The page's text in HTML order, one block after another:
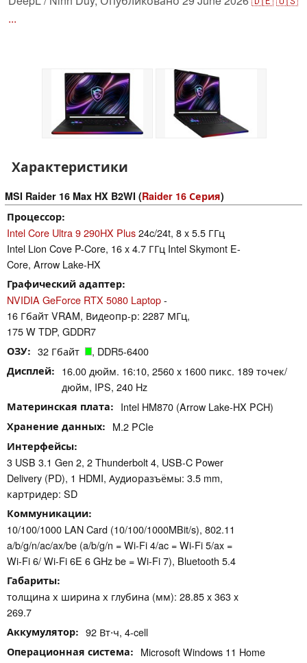
...
Характеристики
MSI Raider 16 Max HX B2WI (Raider 16 Серия)
Процессор
Intel Core Ultra 9 290HX Plus24c/24t, 8 x 5.5 ГГц
Intel Lion Cove P-Core, 16 x 4.7 ГГц Intel Skymont E-
Core, Arrow Lake-HX
Графический адаптер
NVIDIA GeForce RTX 5080 Laptop-
16 Гбайт VRAM, Видеопр-р: 2287 МГц,
175 W TDP, GDDR7
ОЗУ 32 Гбайт , DDR5-6400
Дисплей
16.00 дюйм. 16:10, 2560 x 1600 пикс. 189 точек/
дюйм, IPS, 240 Hz
Материнская плата Intel HM870 (Arrow Lake-HX PCH)
Хранение данных M.2 PCIe
Интерфейсы
3 USB 3.1 Gen 2, 2 Thunderbolt 4, USB-C Power
Delivery (PD), 1 HDMI, Аудиоразъёмы: 3.5 mm,
картридер: SD
Коммуникации
10/100/1000 LAN Card (10/100/1000MBit/s), 802.11
a/​b/​g/​n/​ac/​ax/​be (a/b/g/n = Wi-Fi 4/ac = Wi-Fi 5/ax =
Wi-Fi 6/ Wi-Fi 6E 6 GHz be = Wi-Fi 7), Bluetooth 5.4
Габариты
толщина х ширина х глубина (мм): 28.85 x 363 x
269.7
Аккумулятор 92 Вт⋅ч, 4-cell
Операционная система Microsoft Windows 11 Home